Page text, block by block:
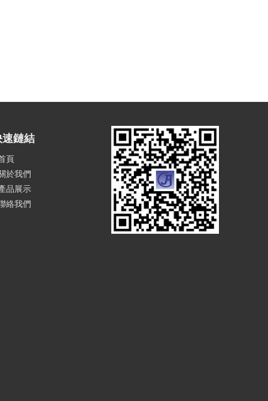
速鏈結
頁
於我們
品展示
絡我們